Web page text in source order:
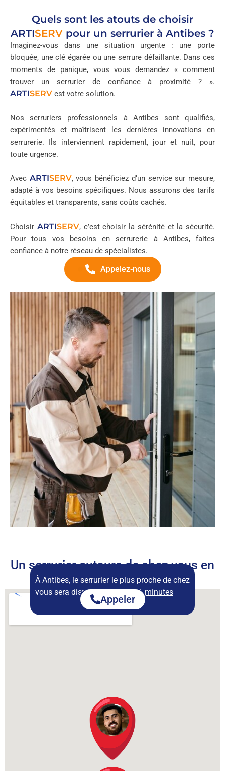
Quels sont les atouts de choisir
ARTISERV pour un serrurier à Antibes ?
Imaginez-vous dans une situation urgente : une porte
bloquée, une clé égarée ou une serrure défaillante. Dans ces
moments de panique, vous vous demandez « comment
trouver un serrurier de confiance à proximité ? ».
ARTISERV est votre solution.
Nos serruriers professionnels à Antibes sont qualifiés,
expérimentés et maîtrisent les dernières innovations en
serrurerie. Ils interviennent rapidement, jour et nuit, pour
toute urgence.
Avec ARTISERV, vous bénéficiez d’un service sur mesure,
adapté à vos besoins spécifiques. Nous assurons des tarifs
équitables et transparents, sans coûts cachés.
Choisir ARTISERV, c’est choisir la sérénité et la sécurité.
Pour tous vos besoins en serrurerie à Antibes, faites
confiance à notre réseau de spécialistes.
Appelez-nous
Un serrurier autours de chez vous en
permanence
À Antibes, le serrurier le plus proche de chez
vous sera disponible dans :11 minutes
Appeler